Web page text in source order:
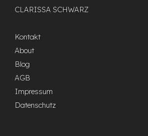
CLARISSA SCHWARZ
Kontakt
About
Blog
AGB
Impressum
Datenschutz